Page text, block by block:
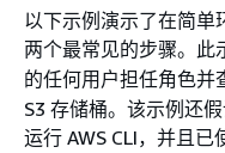
以下示例演示了在简单
两个最常见的步骤。此
的任何用户担任角色并
S3 存储桶。该示例还
运行 AWS CLI，并且已